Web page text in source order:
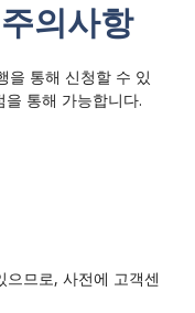
의사항
을 통해 신청할 수 있
통해 가능합니다.
므로, 사전에 고객센